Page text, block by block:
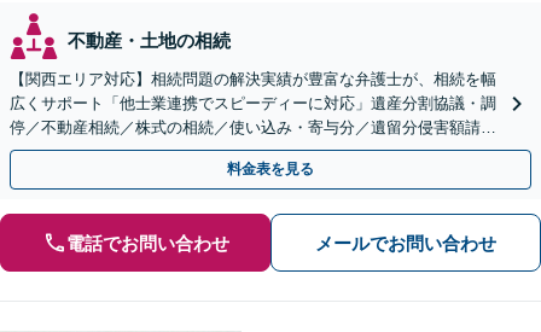
不動産・土地の相続
【関西エリア対応】相続問題の解決実績が豊富な弁護士が、相続を幅
広くサポート「他士業連携でスピーディーに対応」遺産分割協議・調
停／不動産相続／株式の相続／使い込み・寄与分／遺留分侵害額請求
／相続放棄（借金の相続）／遺言書作成
料金表を見る
電話でお問い合わせ メールでお問い合わせ